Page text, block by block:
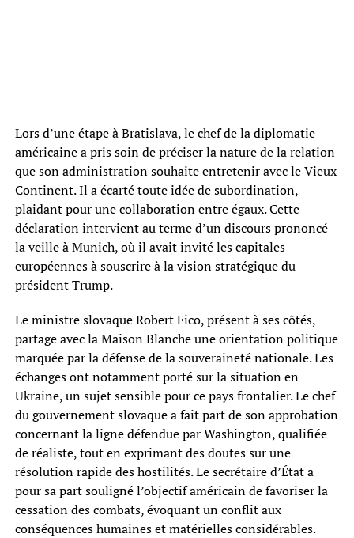
Lors d’une étape à Bratislava, le chef de la diplomatie
américaine a pris soin de préciser la nature de la relation
que son administration souhaite entretenir avec le Vieux
Continent. Il a écarté toute idée de subordination,
plaidant pour une collaboration entre égaux. Cette
déclaration intervient au terme d’un discours prononcé
la veille à Munich, où il avait invité les capitales
européennes à souscrire à la vision stratégique du
président Trump.
Le ministre slovaque Robert Fico, présent à ses côtés,
partage avec la Maison Blanche une orientation politique
marquée par la défense de la souveraineté nationale. Les
échanges ont notamment porté sur la situation en
Ukraine, un sujet sensible pour ce pays frontalier. Le chef
du gouvernement slovaque a fait part de son approbation
concernant la ligne défendue par Washington, qualifiée
de réaliste, tout en exprimant des doutes sur une
résolution rapide des hostilités. Le secrétaire d’État a
pour sa part souligné l’objectif américain de favoriser la
cessation des combats, évoquant un conflit aux
conséquences humaines et matérielles considérables.